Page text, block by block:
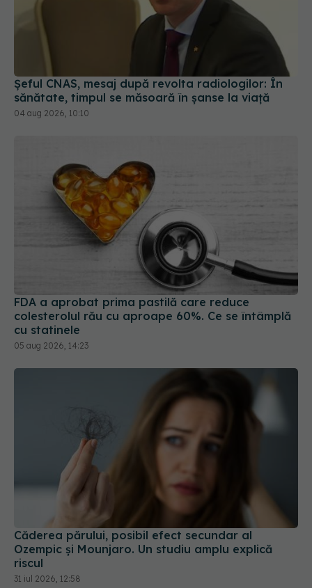
Șeful CNAS, mesaj după revolta radiologilor: În
sănătate, timpul se măsoară în șanse la viață
04 aug 2026, 10:10
FDA a aprobat prima pastilă care reduce
colesterolul rău cu aproape 60%. Ce se întâmplă
Căderea părului, posibil efect secundar al
Ozempic și Mounjaro. Un studiu amplu explică